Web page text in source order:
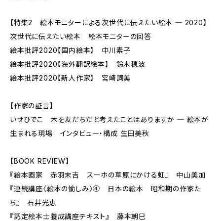
【特集2 絵本モニターによる次世代に伝えたい絵本 ─ 2020】
次世代に伝えたい絵本 絵本モニターの回答
絵本批評2020【国内絵本】 中川素子
絵本批評2020【海外翻訳絵本】 鈴木穂波
絵本批評2020【新人作家】 宮崎詞美
【作家の証言】
いせひでこ 木を友だちだと考えたことはありますか ─ 絵本が
生まれる現場 インタビュー・構成 生田美秋
【BOOK REVIEW】
『絵本画家 赤羽末吉 スーホの草原にかける虹』 中山美加
『連続講座〈絵本の愉しみ〉④ 日本の絵本 昭和期の作家た
ち』 石井光恵
『認定絵本士養成講座テキスト』 藤本朝巳